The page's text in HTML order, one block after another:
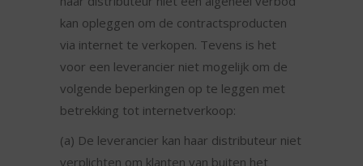
kan opleggen om de contractsproducten
via internet te verkopen. Tevens is het
voor een leverancier niet mogelijk om de
volgende beperkingen op te leggen met
betrekking tot internetverkoop:
(a) De leverancier kan haar distributeur niet
verplichten om klanten van buiten het